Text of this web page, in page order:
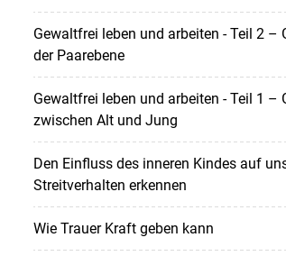
Gewaltfrei leben und arbeiten - Teil 2 –
der Paarebene
Gewaltfrei leben und arbeiten - Teil 1 –
zwischen Alt und Jung
Den Einfluss des inneren Kindes auf
Streitverhalten erkennen
Wie Trauer Kraft geben kann